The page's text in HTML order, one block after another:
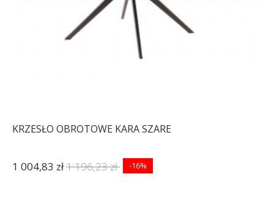
KRZESŁO OBROTOWE KARA SZARE
1 004,83 zł1 196,23 zł -16%